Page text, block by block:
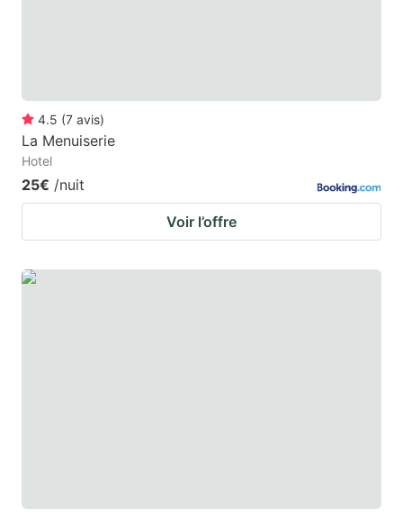
4.5 (7 avis)
La Menuiserie
Hotel
25€ /nuit
Voir l’offre